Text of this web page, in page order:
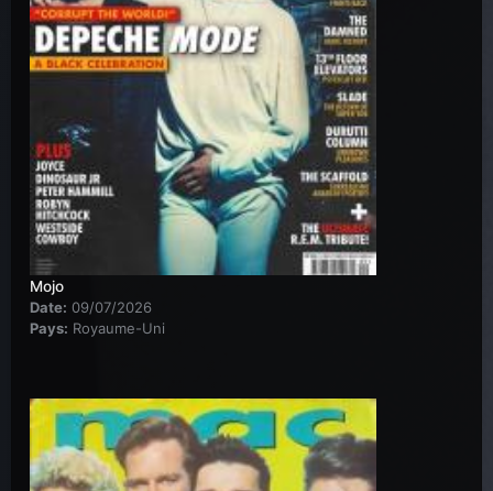
Mojo
Date: 09/07/2026
Pays: Royaume-Uni